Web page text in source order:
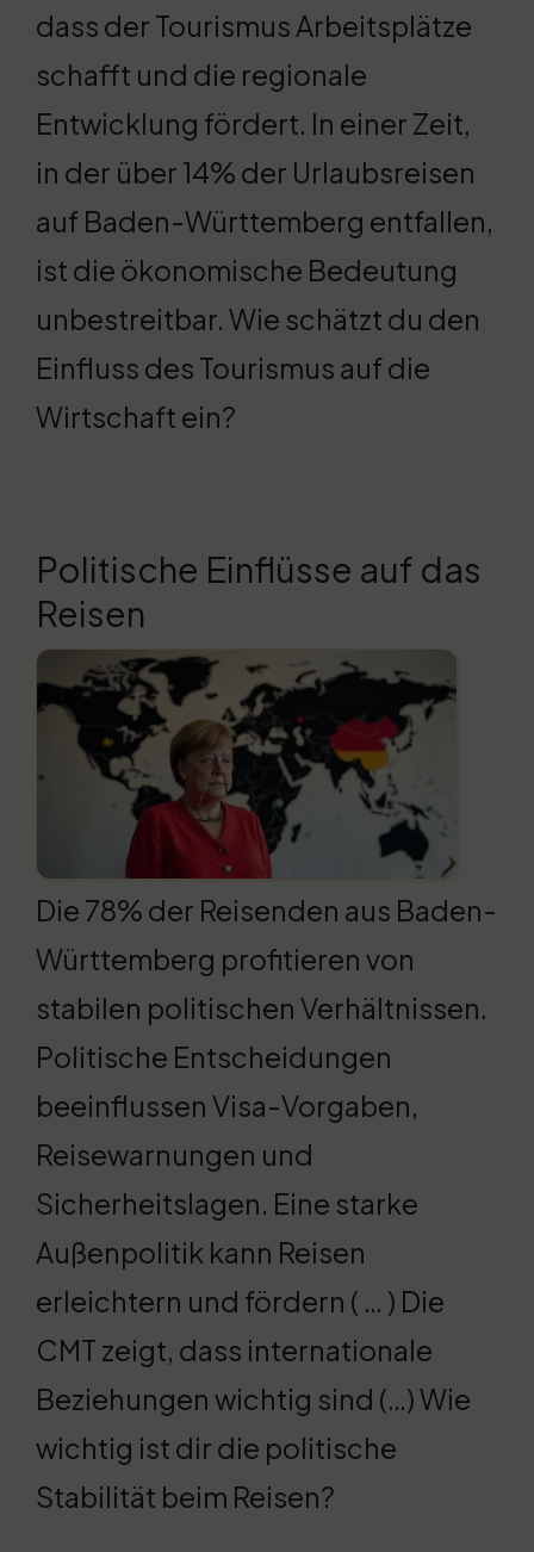
dass der Tourismus Arbeitsplätze
schafft und die regionale
Entwicklung fördert. In einer Zeit,
in der über 14% der Urlaubsreisen
auf Baden-Württemberg entfallen,
ist die ökonomische Bedeutung
unbestreitbar. Wie schätzt du den
Einfluss des Tourismus auf die
Wirtschaft ein?
Politische Einflüsse auf das
Reisen
Die 78% der Reisenden aus Baden-
Württemberg profitieren von
stabilen politischen Verhältnissen.
Politische Entscheidungen
beeinflussen Visa-Vorgaben,
Reisewarnungen und
Sicherheitslagen. Eine starke
Außenpolitik kann Reisen
erleichtern und fördern ( … ) Die
CMT zeigt, dass internationale
Beziehungen wichtig sind (…) Wie
wichtig ist dir die politische
Stabilität beim Reisen?